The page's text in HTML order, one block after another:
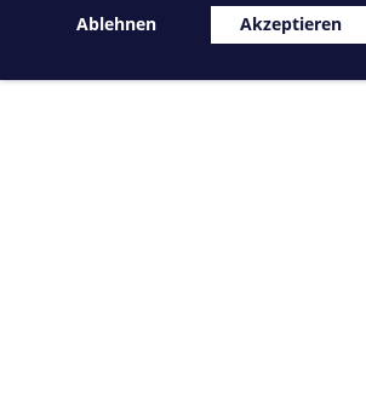
Ablehnen Akzeptieren